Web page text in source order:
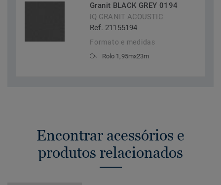
Granit BLACK GREY 0194
iQ GRANIT ACOUSTIC
Ref. 21155194
Formato e medidas
Rolo 1,95mx23m
Encontrar acessórios e
produtos relacionados